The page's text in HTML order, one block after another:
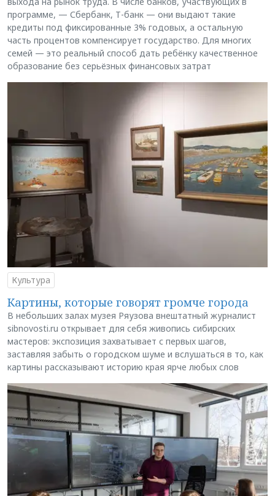
программе, — Сбербанк, Т-банк — они выдают такие
кредиты под фиксированные 3% годовых, а остальную
часть процентов компенсирует государство. Для многих
семей — это реальный способ дать ребёнку качественное
образование без серьёзных финансовых затрат
Культура
Картины, которые говорят громче города
В небольших залах музея Ряузова внештатный журналист
sibnovosti.ru открывает для себя живопись сибирских
мастеров: экспозиция захватывает с первых шагов,
заставляя забыть о городском шуме и вслушаться в то, как
картины рассказывают историю края ярче любых слов